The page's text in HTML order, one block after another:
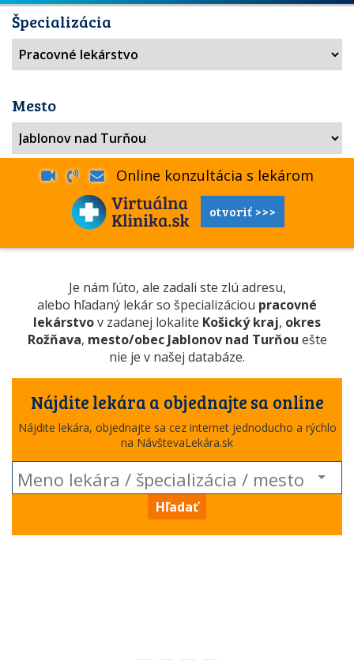
Špecializácia
Mesto
Online konzultácia s lekárom
otvoriť >>>
Je nám ľúto, ale zadali ste zlú adresu,
alebo hľadaný lekár so špecializáciou pracovné
lekárstvov zadanej lokalite Košický kraj, okres
Rožňava, mesto/obec Jablonov nad Turňou ešte
nie je v našej databáze.
Nájdite lekára a objednajte sa online
Nájdite lekára, objednajte sa cez internet jednoducho a rýchlo
na NávštevaLekára.sk
Hľadať